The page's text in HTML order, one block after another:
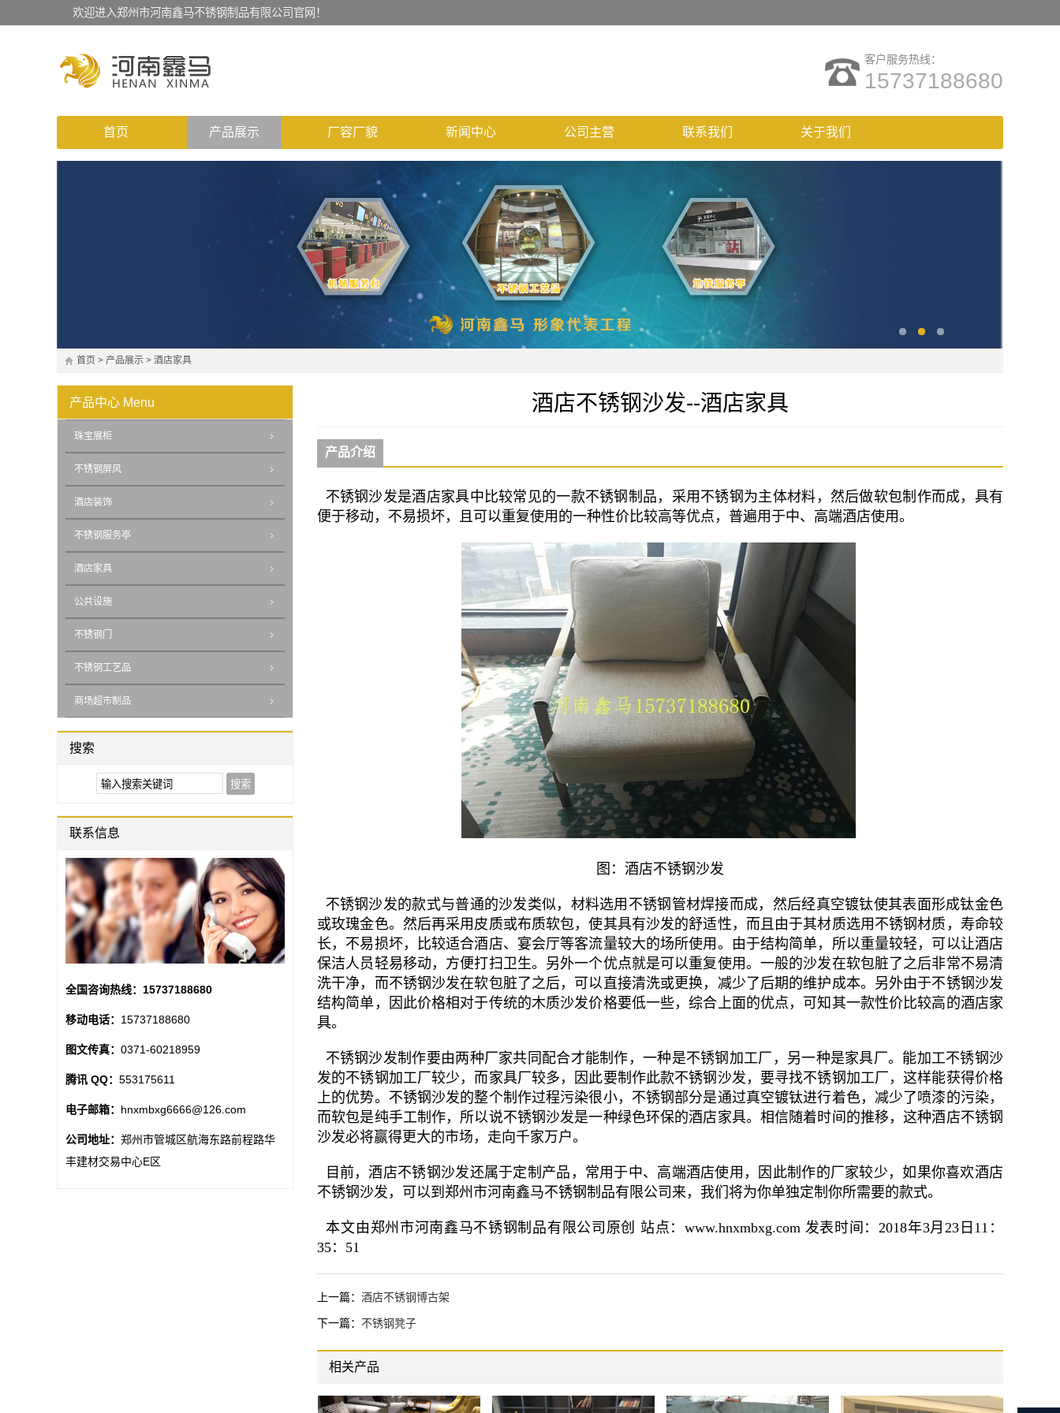
欢迎进入郑州市河南鑫马不锈钢制品有限公司官网！
客户服务热线：
15737188680
首页 产品展示 厂容厂貌 新闻中心 公司主营 联系我们 关于我们
首页 > 产品展示 > 酒店家具
酒店不锈钢沙发--酒店家具
产品介绍
不锈钢沙发是酒店家具中比较常见的一款不锈钢制品，采用不锈钢为主体材料，然后做软包制作而成，具有
便于移动，不易损坏，且可以重复使用的一种性价比较高等优点，普遍用于中、高端酒店使用。
图：酒店不锈钢沙发
不锈钢沙发的款式与普通的沙发类似，材料选用不锈钢管材焊接而成，然后经真空镀钛使其表面形成钛金色
或玫瑰金色。然后再采用皮质或布质软包，使其具有沙发的舒适性，而且由于其材质选用不锈钢材质，寿命较
长，不易损坏，比较适合酒店、宴会厅等客流量较大的场所使用。由于结构简单，所以重量较轻，可以让酒店
保洁人员轻易移动，方便打扫卫生。另外一个优点就是可以重复使用。一般的沙发在软包脏了之后非常不易清
洗干净，而不锈钢沙发在软包脏了之后，可以直接清洗或更换，减少了后期的维护成本。另外由于不锈钢沙发
结构简单，因此价格相对于传统的木质沙发价格要低一些，综合上面的优点，可知其一款性价比较高的酒店家
具。
不锈钢沙发制作要由两种厂家共同配合才能制作，一种是不锈钢加工厂，另一种是家具厂。能加工不锈钢沙
发的不锈钢加工厂较少，而家具厂较多，因此要制作此款不锈钢沙发，要寻找不锈钢加工厂，这样能获得价格
上的优势。不锈钢沙发的整个制作过程污染很小，不锈钢部分是通过真空镀钛进行着色，减少了喷漆的污染，
而软包是纯手工制作，所以说不锈钢沙发是一种绿色环保的酒店家具。相信随着时间的推移，这种酒店不锈钢
沙发必将赢得更大的市场，走向千家万户。
目前，酒店不锈钢沙发还属于定制产品，常用于中、高端酒店使用，因此制作的厂家较少，如果你喜欢酒店
不锈钢沙发，可以到郑州市河南鑫马不锈钢制品有限公司来，我们将为你单独定制你所需要的款式。
本文由郑州市河南鑫马不锈钢制品有限公司原创 站点：www.hnxmbxg.com 发表时间：2018年3月23日11：
35：51
上一篇： 酒店不锈钢博古架
下一篇： 不锈钢凳子
相关产品
产品中心 Menu
珠宝展柜
不锈钢屏风
酒店装饰
不锈钢服务亭
酒店家具
公共设施
不锈钢门
不锈钢工艺品
商场超市制品
搜索
联系信息
全国咨询热线： 15737188680
移动电话： 15737188680
图文传真： 0371-60218959
腾讯 QQ： 553175611
电子邮箱： hnxmbxg6666@126.com
公司地址： 郑州市管城区航海东路前程路华
丰建材交易中心E区